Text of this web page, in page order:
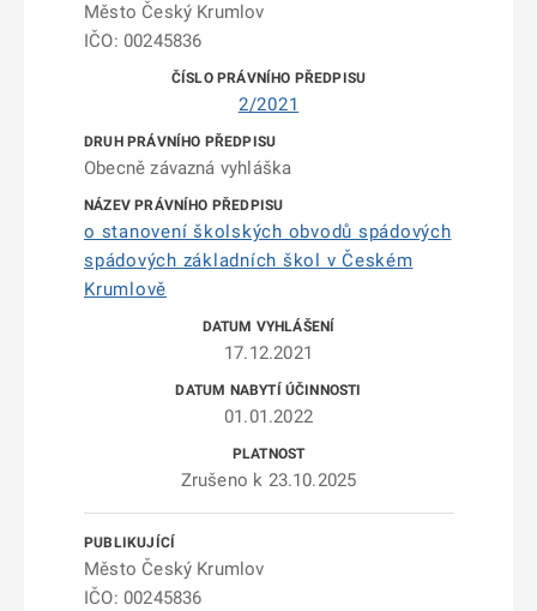
Město Český Krumlov
IČO: 00245836
2/2021
Obecně závazná vyhláška
o stanovení školských obvodů spádových
spádových základních škol v Českém
Krumlově
17.12.2021
01.01.2022
Zrušeno k 23.10.2025
Město Český Krumlov
IČO: 00245836